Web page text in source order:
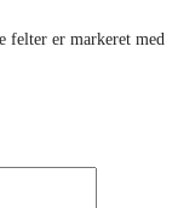
felter er markeret med